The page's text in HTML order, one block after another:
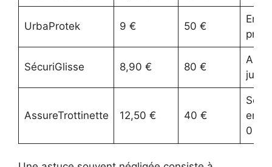
UrbaProtek 9 € 50 €
prêt
SécuriGlisse 8,90 € 80 €
AssureTrottinette 12,50 € 40 €
0 km